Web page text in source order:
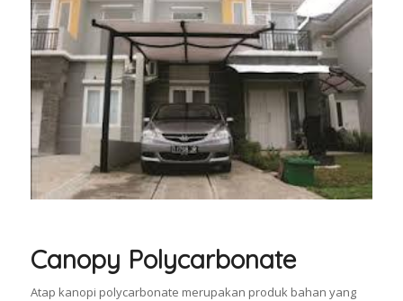
Canopy Polycarbonate
Atap kanopi polycarbonate merupakan produk bahan yang